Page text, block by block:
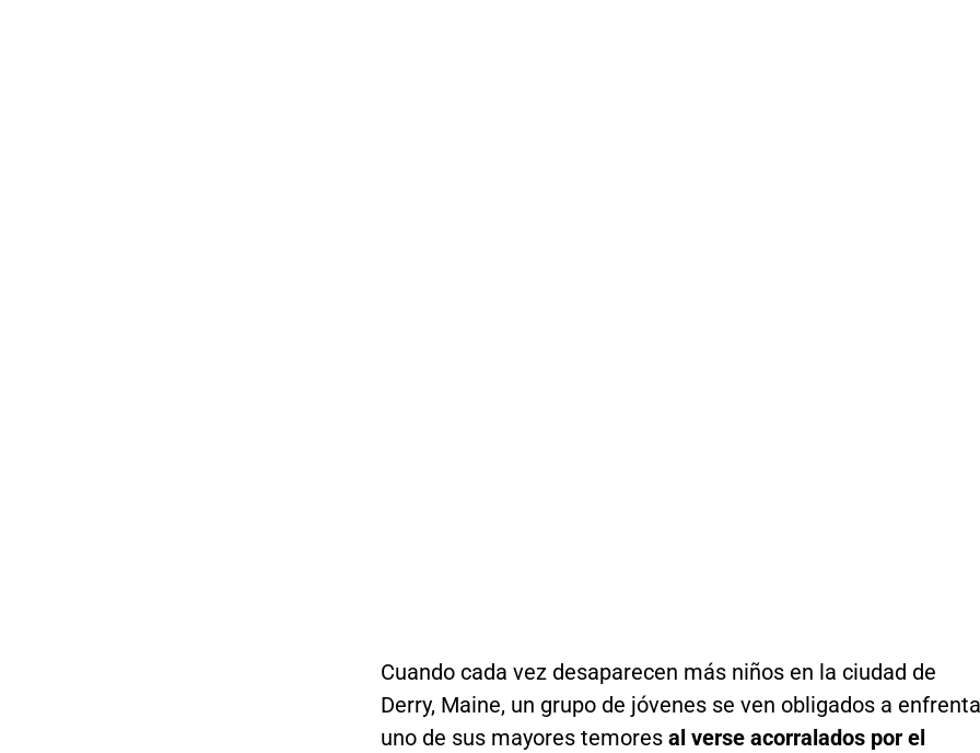
Cuando cada vez desaparecen más niños en la ciudad de
Derry, Maine, un grupo de jóvenes se ven obligados a
uno de sus mayores temores al verse acorralados por el